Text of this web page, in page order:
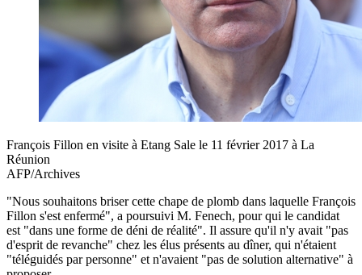
François Fillon en visite à Etang Sale le 11 février 2017 à La
Réunion
AFP/Archives
"Nous souhaitons briser cette chape de plomb dans laquelle François
Fillon s'est enfermé", a poursuivi M. Fenech, pour qui le candidat
est "dans une forme de déni de réalité". Il assure qu'il n'y avait "pas
d'esprit de revanche" chez les élus présents au dîner, qui n'étaient
"téléguidés par personne" et n'avaient "pas de solution alternative" à